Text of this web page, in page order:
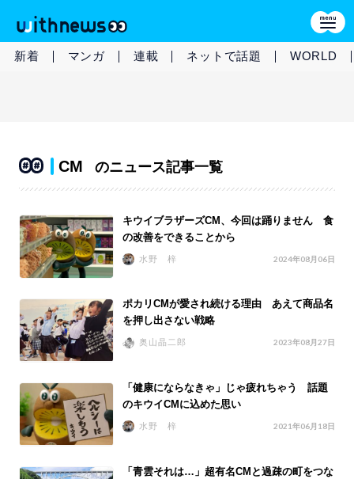
新着 マンガ 連載 ネットで話題 WORLD
CM のニュース記事一覧
キウイブラザーズCM、今回は踊りません 食
の改善をできることから
水野 梓 2024年08月06日
ポカリCMが愛され続ける理由 あえて商品名
を押し出さない戦略
奥山晶二郎 2023年08月27日
「健康にならなきゃ」じゃ疲れちゃう 話題
のキウイCMに込めた思い
水野 梓 2021年06月18日
「青雲それは…」超有名CMと過疎の町をつな